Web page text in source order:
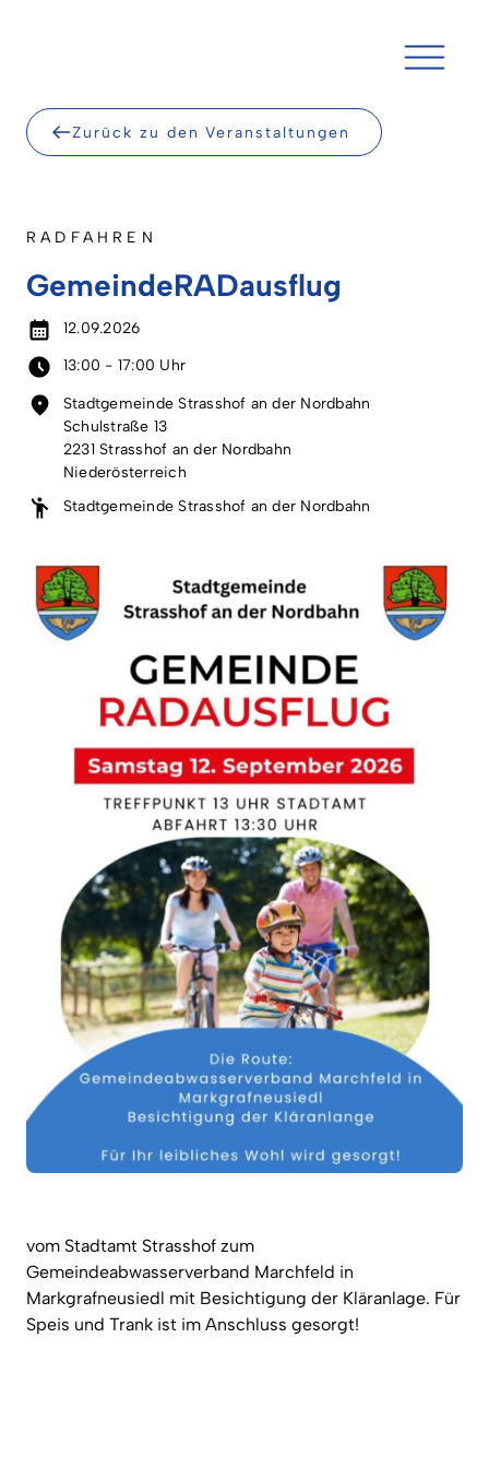
Zurück zu den Veranstaltungen
RADFAHREN
GemeindeRADausflug
12.09.2026
13:00 - 17:00 Uhr
Stadtgemeinde Strasshof an der Nordbahn
Schulstraße 13
2231 Strasshof an der Nordbahn
Niederösterreich
Stadtgemeinde Strasshof an der Nordbahn
vom Stadtamt Strasshof zum
Gemeindeabwasserverband Marchfeld in
Markgrafneusiedl mit Besichtigung der Kläranlage. Für
Speis und Trank ist im Anschluss gesorgt!